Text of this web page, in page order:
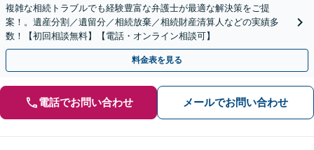
複雑な相続トラブルでも経験豊富な弁護士が最適な解決策をご提
案！。遺産分割／遺留分／相続放棄／相続財産清算人などの実績多
数！【初回相談無料】【電話・オンライン相談可】
料金表を見る
電話でお問い合わせ メールでお問い合わせ